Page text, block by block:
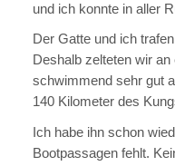
und ich konnte in aller
Der Gatte und ich
Deshalb zelteten wir
schwimmend sehr gut
140 Kilometer des
Ich habe ihn schon
Bootpassagen fehlt.